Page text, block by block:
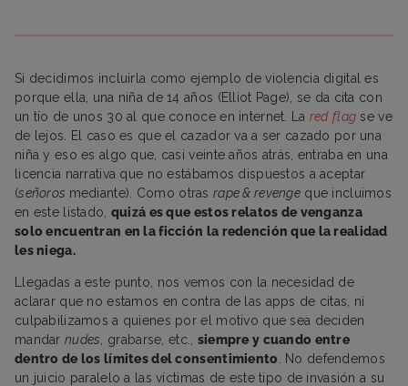
Si decidimos incluirla como ejemplo de violencia digital es
porque ella, una niña de 14 años (Elliot Page), se da cita con
un tío de unos 30 al que conoce en internet. La red flag se ve
de lejos. El caso es que el cazador va a ser cazado por una
niña y eso es algo que, casi veinte años atrás, entraba en una
licencia narrativa que no estábamos dispuestos a aceptar
(señoros mediante). Como otras rape & revenge que incluimos
en este listado, quizá es que estos relatos de venganza
solo encuentran en la ficción la redención que la realidad
les niega.
Llegadas a este punto, nos vemos con la necesidad de
aclarar que no estamos en contra de las apps de citas, ni
culpabilizamos a quienes por el motivo que sea deciden
mandarnudes , grabarse, etc., siempre y cuando entre
dentro de los límites del consentimiento . No defendemos
un juicio paralelo a las víctimas de este tipo de invasión a su